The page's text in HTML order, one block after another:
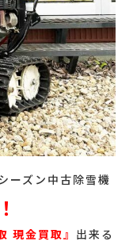
ーズン中古除雪機
現金買取』 出来る